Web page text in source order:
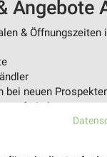
Angebote
& Öffnungszeiten
bei neuen
planen